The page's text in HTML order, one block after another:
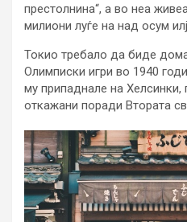
престолнина“, а во неа
милиони луѓе на над осум
Токио требало да биде
Олимписки игри во 1940
му припаднале на
откажани поради Втората